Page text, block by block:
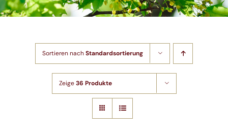
Sortieren nachStandardsortierung
Zeige36 Produkte